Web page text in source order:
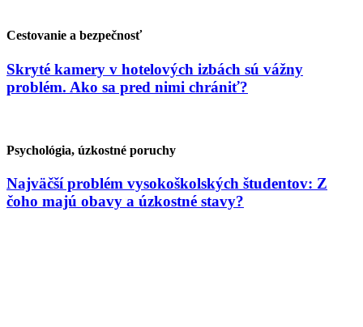
Cestovanie a bezpečnosť
Skryté kamery v hotelových izbách sú vážny
problém. Ako sa pred nimi chrániť?
Psychológia, úzkostné poruchy
Najväčší problém vysokoškolských študentov: Z
čoho majú obavy a úzkostné stavy?